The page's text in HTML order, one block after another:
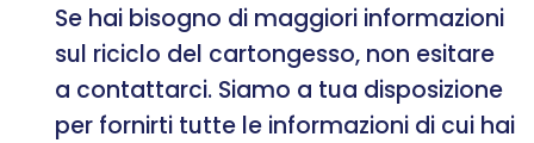
Se hai bisogno di maggiori informazioni
sul riciclo del cartongesso, non esitare
a contattarci. Siamo a tua disposizione
per fornirti tutte le informazioni di cui hai